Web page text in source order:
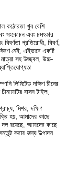
কঠোরতা খুব বেশি
সংকোচন এবং চমৎকার
প্রতিরোধী, বিবর্ণ,
নেই, এইভাবে একটি
মাত্রা সহ উজ্জ্বল, উচ্চ-
লিমিটেড দক্ষিণ চীনের
বাসন টাইল,
মিশর, দক্ষিণ
হয়, আমাদের কাছে
রয়েছে, আমাদের কাছে
করার জন্য উত্পাদন